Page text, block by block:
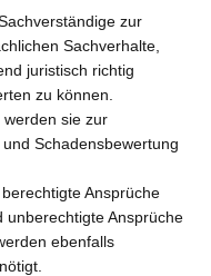
zur
Sachverhalte,
juristisch richtig
zu können.
werden sie zur
Schadensbewertung
Ansprüche
unberechtigte Ansprüche
ebenfalls